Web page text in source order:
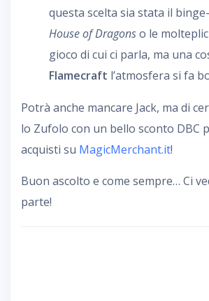
questa scelta sia stata il
House of Dragonso le
gioco di cui ci parla, ma una
Flamecraft l’atmosfera si fa
Potrà anche mancare Jack, ma di
lo Zufolo con un bello sconto DBC
acquisti su MagicMerchant.it!
Buon ascolto e come sempre… Ci
parte!